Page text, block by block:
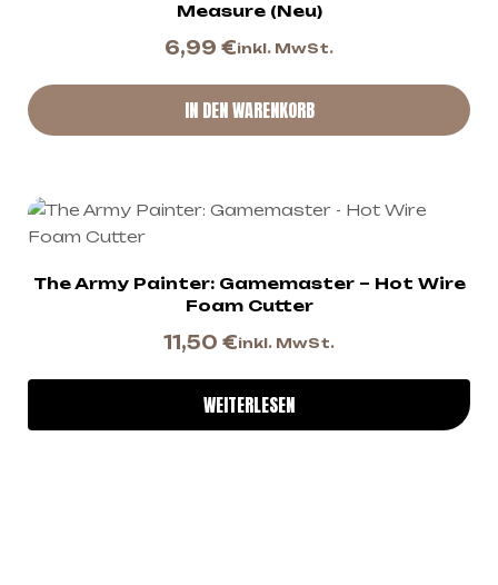
Measure (Neu)
6,99 €inkl. MwSt.
IN DEN WARENKORB
The Army Painter: Gamemaster – Hot Wire
Foam Cutter
11,50 €inkl. MwSt.
WEITERLESEN